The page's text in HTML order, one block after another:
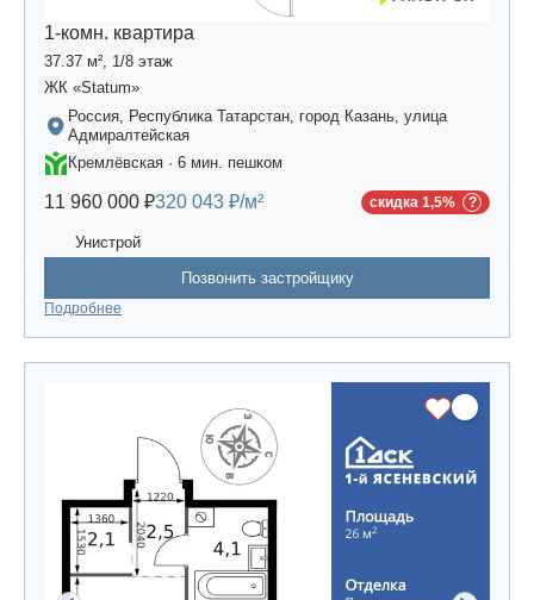
1-комн. квартира
37.37 м², 1/8 этаж
ЖК «Statum»
Россия, Республика Татарстан, город Казань, улица
Адмиралтейская
Кремлёвская · 6 мин. пешком
11 960 000 ₽320 043 ₽/м² скидка 1,5%
Унистрой
Позвонить застройщику
Подробнее